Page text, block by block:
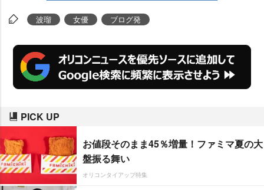
波瑠 女優 ブログ発
PICK UP
お値段そのまま45％増量！ファミマ夏の大
盤振る舞い
オリコンタイアップ特集